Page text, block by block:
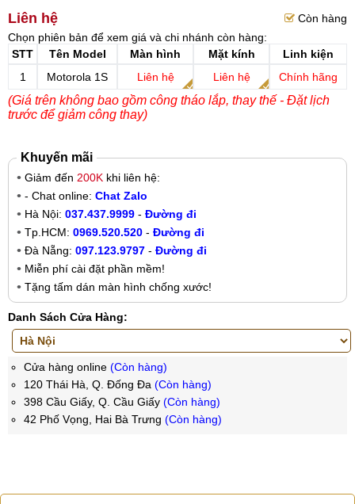
Liên hệ
Còn hàng
Chọn phiên bản để xem giá và chi nhánh còn hàng:
STT
Tên Model Màn hình Mặt kính
Linh kiện
1
Motorola 1S Liên hệ Liên hệ Chính hãng
(Giá trên không bao gồm công tháo lắp, thay thế - Đặt lịch
trước để giảm công thay)
Khuyến mãi
Giảm đến 200K khi liên hệ:
- Chat online: Chat Zalo
Hà Nội: 037.437.9999 - Đường đi
Tp.HCM: 0969.520.520 - Đường đi
Đà Nẵng: 097.123.9797 - Đường đi
Miễn phí cài đặt phần mềm!
Tặng tấm dán màn hình chống xước!
Danh Sách Cửa Hàng:
Cửa hàng online (Còn hàng)
120 Thái Hà, Q. Đống Đa (Còn hàng)
398 Cầu Giấy, Q. Cầu Giấy (Còn hàng)
42 Phố Vọng, Hai Bà Trưng (Còn hàng)